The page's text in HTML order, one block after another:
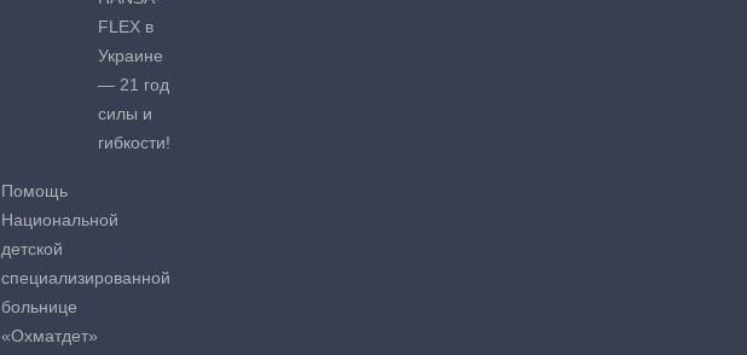
FLEX в
Украине
— 21 год
силы и
гибкости!
Помощь
Национальной
детской
специализированной
больнице
«Охматдет»